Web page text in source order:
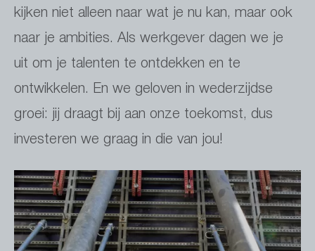
kijken niet alleen naar wat je nu kan, maar ook
naar je ambities. Als werkgever dagen we je
uit om je talenten te ontdekken en te
ontwikkelen. En we geloven in wederzijdse
groei: jij draagt bij aan onze toekomst, dus
investeren we graag in die van jou!